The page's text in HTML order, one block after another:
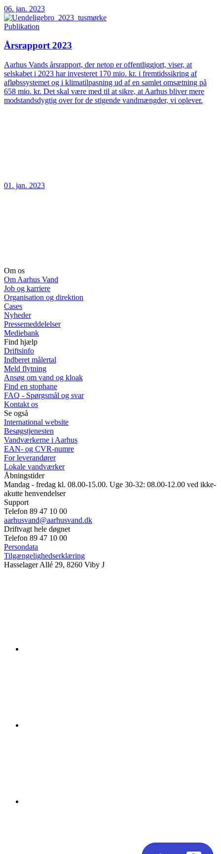
06. jan. 2023
Publikation
Årsrapport 2023
Aarhus Vands årsrapport, der netop er offentliggjort, viser, at
selskabet i 2023 har investeret 170 mio. kr. i fremtidssikring af
afløbssystemet og i klimatilpasning ud af en samlet omsætning på
658 mio. kr. Det skal være med til at sikre, at Aarhus bliver mere
modstandsdygtig over for de stigende vandmængder, vi oplever.
01. jan. 2023
Om os
Om Aarhus Vand
Job og karriere
Organisation og direktion
Cases
Nyheder
Pressemeddelelser
Mediebank
Find hjælp
Driftsinfo
Indberet målertal
Meld flytning
Ansøg om vand og kloak
Find en stophane
FAQ - Spørgsmål og svar
Kontakt os
Se også
International website
Besøgstjenesten
Vandværkerne i Aarhus
EAN- og CVR-numre
For leverandører
Lokale vandværker
Åbningstider
Mandag - fredag kl. 08.00-15.00. Uge 30-32: 08.00-12.00 ved ikke-
akutte henvendelser
Support
Telefon 89 47 10 00
aarhusvand@aarhusvand.dk
Driftvagt hele døgnet
Telefon 89 47 10 00
Persondata
Tilgængelighedserklæring
Hasselager Allé 29, 8260 Viby J